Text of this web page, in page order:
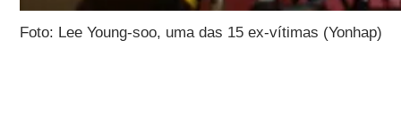
Foto: Lee Young-soo, uma das 15 ex-vítimas (Yonhap)